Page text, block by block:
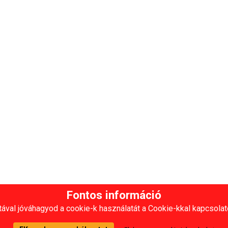
Fontos információ
jóváhagyod a cookie-k használatát a Cookie-kkal